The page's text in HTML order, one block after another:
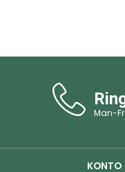
Man-
KONTO